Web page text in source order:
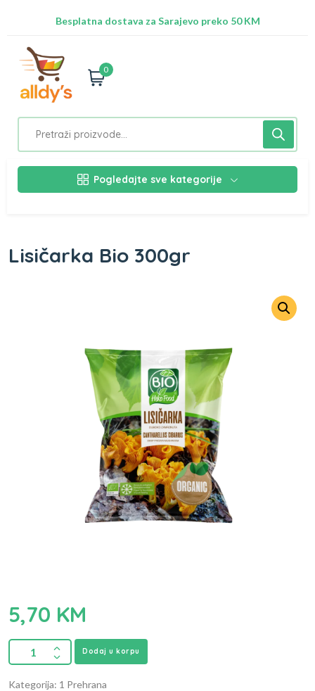
Besplatna dostava za Sarajevo preko 50 KM
0
Pogledajte sve kategorije
Lisičarka Bio 300gr
5,70 KM
Dodaj u korpu
Kategorija: 1 Prehrana